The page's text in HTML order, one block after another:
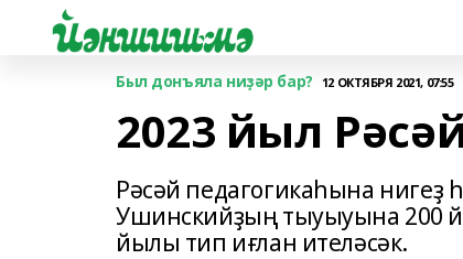
Был донъяла ниҙәр бар? 12 ОКТЯБРЯ 2021, 07:55
2023 йыл
Рәсәй педагогикаһына нигеҙ
Ушинскийҙың тыуыуына 200
йылы тип иғлан ителәсәк.